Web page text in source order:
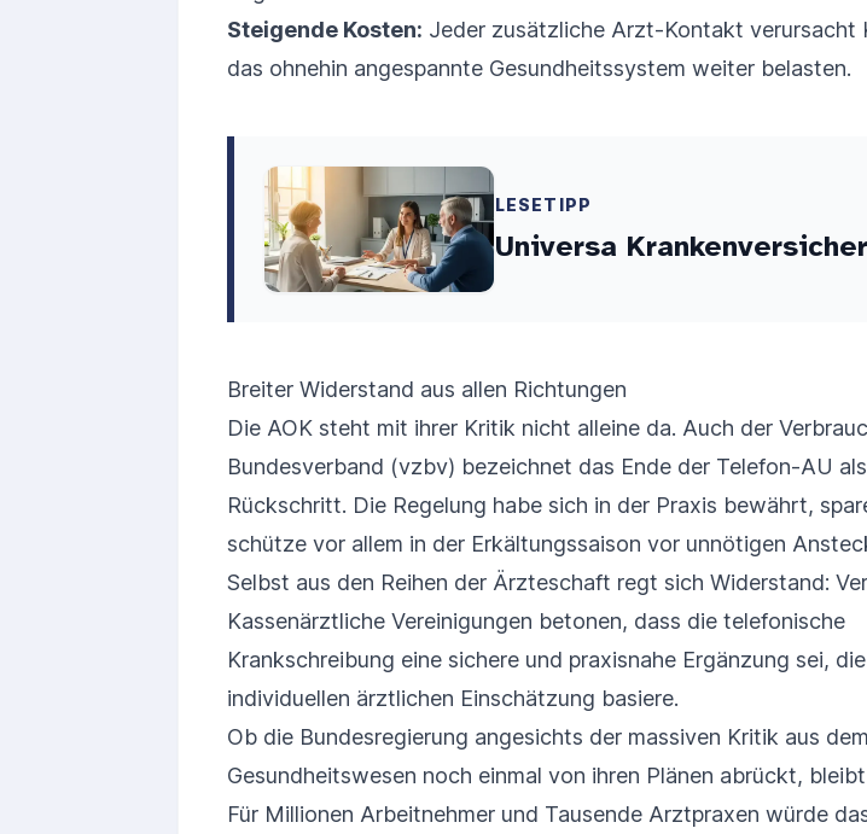
Steigende Kosten: Jeder zusätzliche Arzt-Kontakt verursacht
das ohnehin angespannte Gesundheitssystem weiter belasten.
LESETIPP
Universa
Breiter Widerstand aus allen Richtungen
Die AOK steht mit ihrer Kritik nicht alleine da. Auch der
Bundesverband (vzbv) bezeichnet das Ende der Telefon-AU
Rückschritt. Die Regelung habe sich in der Praxis bewährt,
schütze vor allem in der Erkältungssaison vor unnötigen
Selbst aus den Reihen der Ärzteschaft regt sich Widerstand:
Kassenärztliche Vereinigungen betonen, dass die telefonische
Krankschreibung eine sichere und praxisnahe Ergänzung sei,
individuellen ärztlichen Einschätzung basiere.
Ob die Bundesregierung angesichts der massiven Kritik aus dem
Gesundheitswesen noch einmal von ihren Plänen abrückt,
Für Millionen Arbeitnehmer und Tausende Arztpraxen würde